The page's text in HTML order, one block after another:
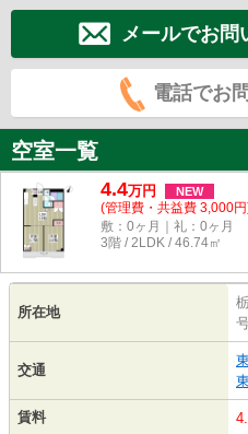
メールでお問
電話でお
空室一覧
4.4万円 NEW
(管理費・共益費 3,000
敷：0ヶ月｜礼：0ヶ月
3階 / 2LDK / 46.74㎡
所在地
交通
賃料